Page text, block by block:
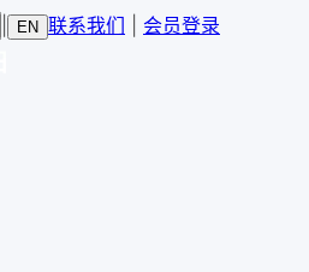
EN 联系我们 会员登录